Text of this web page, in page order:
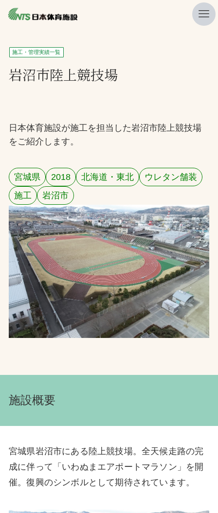
私たちの強み
ニュース
製品・サービス一覧
施工・管理実績一覧
採用情報
検索
お問合せ
お取引先の皆様へ
プライバシーポリシー
ソーシャルメディアポリシー
文字の見えづらさや操作にお困りの方へ
施工・管理実績一覧
岩沼市陸上競技場
日本体育施設が施工を担当した岩沼市陸上競技場
をご紹介します。
宮城県 2018 北海道・東北
ウレタン舗装
施工
岩沼市
施設概要
宮城県岩沼市にある陸上競技場。全天候走路の完
成に伴って「いわぬまエアポートマラソン」を開
催。復興のシンボルとして期待されています。